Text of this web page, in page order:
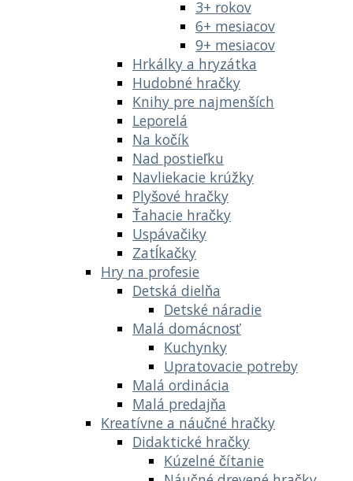
3+ rokov
6+ mesiacov
9+ mesiacov
Hrkálky a hryzátka
Hudobné hračky
Knihy pre najmenších
Leporelá
Na kočík
Nad postieľku
Navliekacie krúžky
Plyšové hračky
Ťahacie hračky
Uspávačiky
Zatĺkačky
Hry na profesie
Detská dielňa
Detské náradie
Malá domácnosť
Kuchynky
Upratovacie potreby
Malá ordinácia
Malá predajňa
Kreatívne a náučné hračky
Didaktické hračky
Kúzelné čítanie